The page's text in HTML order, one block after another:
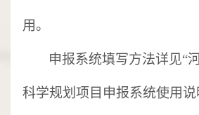
用。
申报系统填写方法详见“
科学规划项目申报系统使用说